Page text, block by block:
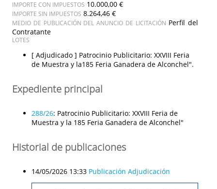
IMPORTE CON IMPUESTOS 10.000,00 €
IMPORTE SIN IMPUESTOS 8.264,46 €
MEDIO DE PUBLICACIÓN DEL ANUNCIO DE LICITACIÓN Perfil del
Contratante
LOTES
[ Adjudicado ] Patrocinio Publicitario: XXVIII Feria
de Muestra y la185 Feria Ganadera de Alconchel".
Expediente principal
288/26: Patrocinio Publicitario: XXVIII Feria de
Muestra y la 185 Feria Ganadera de Alconchel"
Historial de publicaciones
14/05/2026 13:33 Publicación Adjudicación